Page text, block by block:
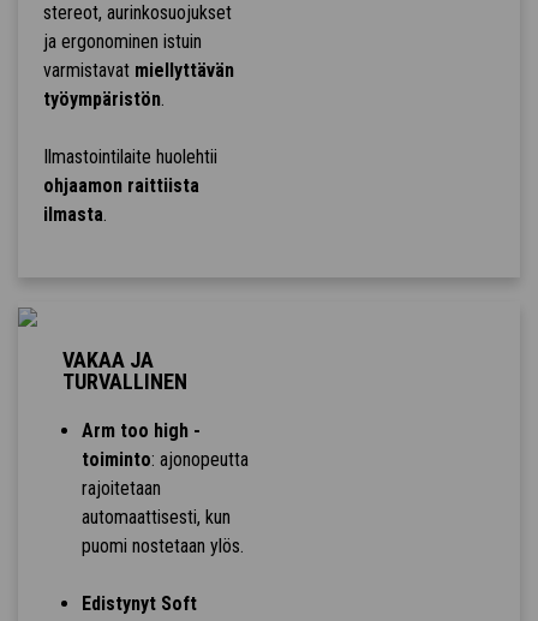
stereot, aurinkosuojukset
ja ergonominen istuin
varmistavat miellyttävän
työympäristön.
Ilmastointilaite huolehtii
ohjaamon raittiista
ilmasta.
VAKAA JA
TURVALLINEN
Arm too high -
toiminto: ajonopeutta
rajoitetaan
automaattisesti, kun
puomi nostetaan ylös.
Edistynyt Soft